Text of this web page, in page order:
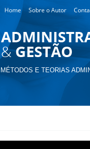
Home Sobre o Autor
E TEORIAS